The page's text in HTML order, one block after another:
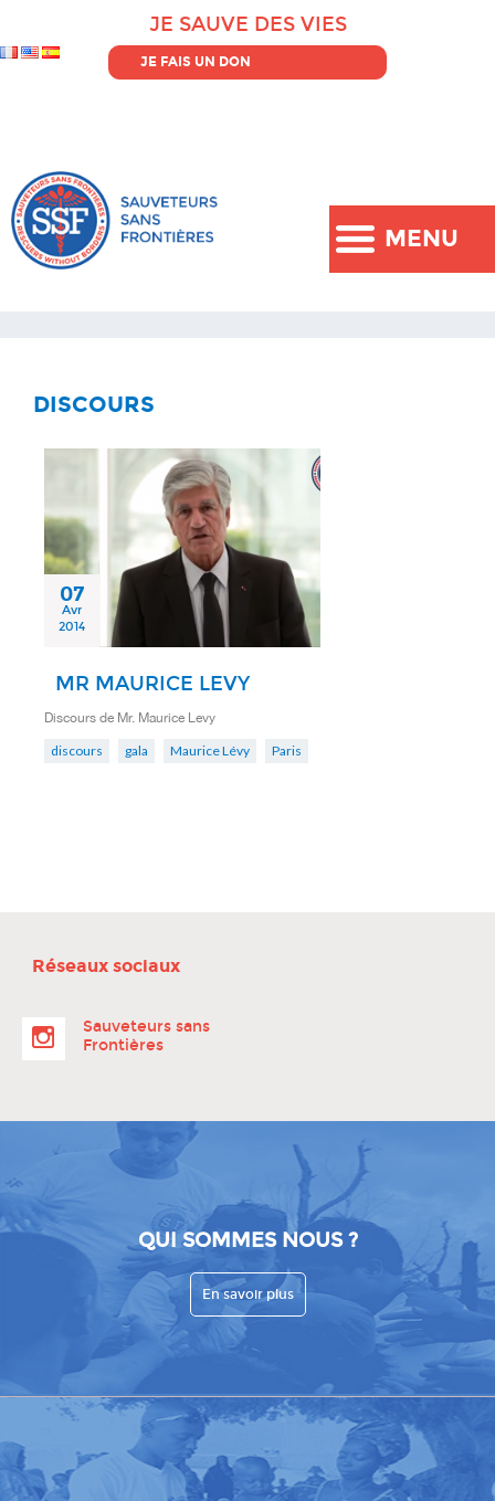
MENU
JE SAUVE DES VIES
JE FAIS UN DON
DISCOURS
07
Avr
2014
MR MAURICE LEVY
Discours de Mr. Maurice Levy
discours gala Maurice Lévy Paris
Réseaux sociaux
Sauveteurs sans
Frontières
QUI SOMMES NOUS ?
En savoir plus